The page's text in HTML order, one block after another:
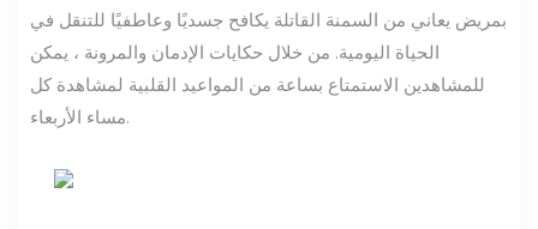
بمريض يعاني من السمنة القاتلة يكافح جسديًا وعاطفيًا للتنقل في
الحياة اليومية. من خلال حكايات الإدمان والمرونة ، يمكن
للمشاهدين الاستمتاع بساعة من المواعيد القلبية لمشاهدة كل
مساء الأربعاء.